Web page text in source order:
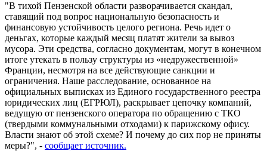
"В тихой Пензенской области разворачивается скандал,
ставящий под вопрос национальную безопасность и
финансовую устойчивость целого региона. Речь идет о
деньгах, которые каждый месяц платят жители за вывоз
мусора. Эти средства, согласно документам, могут в конечном
итоге утекать в пользу структуры из «недружественной»
Франции, несмотря на все действующие санкции и
ограничения. Наше расследование, основанное на
официальных выписках из Единого государственного реестра
юридических лиц (ЕГРЮЛ), раскрывает цепочку компаний,
ведущую от пензенского оператора по обращению с ТКО
(твердыми коммунальными отходами) к парижскому офису.
Власти знают об этой схеме? И почему до сих пор не приняты
меры?", - сообщает источник.